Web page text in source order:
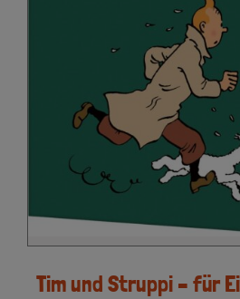
Tim und Struppi – für